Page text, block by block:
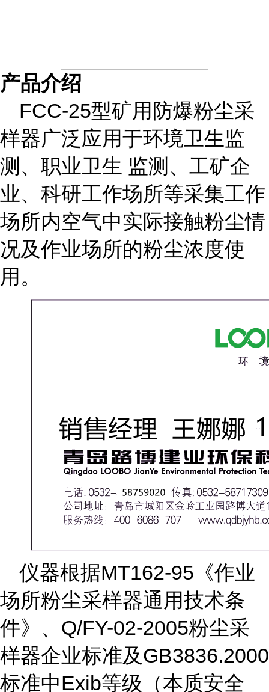
产品介绍
FCC-25型矿用防爆粉尘采
样器广泛应用于环境卫生监
测、职业卫生 监测、工矿企
业、科研工作场所等采集工作
场所内空气中实际接触粉尘情
况及作业场所的粉尘浓度使
用。
仪器根据MT162-95《作业
场所粉尘采样器通用技术条
件》、Q/FY-02-2005粉尘采
样器企业标准及GB3836.2000
标准中Exib等级（本质安全